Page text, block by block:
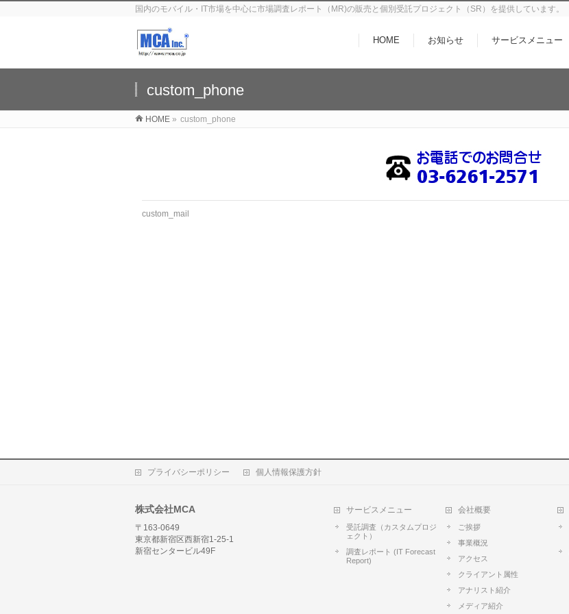
国内のモバイル・IT市場を中心に市場調査レポート（MR)の販売と個別受託プロジェクト（SR）を提供しています。
HOME お知らせ サービスメニュー
custom_phone
HOME » custom_phone
custom_mail
プライバシーポリシー 個人情報保護方針
株式会社MCA
〒163-0649
東京都新宿区西新宿1-25-1
新宿センタービル49F
サービスメニュー
受託調査（カスタムプロジ
ェクト）
調査レポート (IT Forecast
Report)
会社概要
ご挨拶
事業概況
アクセス
クライアント属性
アナリスト紹介
メディア紹介